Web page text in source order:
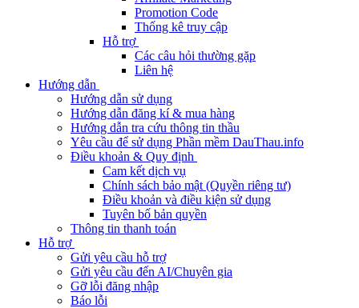
Promotion Code
Thống kê truy cập
Hỗ trợ
Các câu hỏi thường gặp
Liên hệ
Hướng dẫn
Hướng dẫn sử dụng
Hướng dẫn đăng kí & mua hàng
Hướng dẫn tra cứu thông tin thầu
Yêu cầu để sử dụng Phần mềm DauThau.info
Điều khoản & Quy định
Cam kết dịch vụ
Chính sách bảo mật (Quyền riêng tư)
Điều khoản và điều kiện sử dụng
Tuyên bố bản quyền
Thông tin thanh toán
Hỗ trợ
Gửi yêu cầu hỗ trợ
Gửi yêu cầu đến AI/Chuyên gia
Gỡ lỗi đăng nhập
Báo lỗi